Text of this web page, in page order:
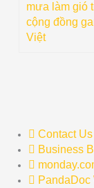
mưa làm gió
cộng đồng
Việt
Contact Us
Business
PandaDoc